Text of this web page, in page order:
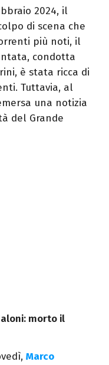
sono il mio
2024, il
di scena che
più noti, il
condotta
è stata ricca di
Tuttavia, al
una notizia
del Grande
morto il
Marco